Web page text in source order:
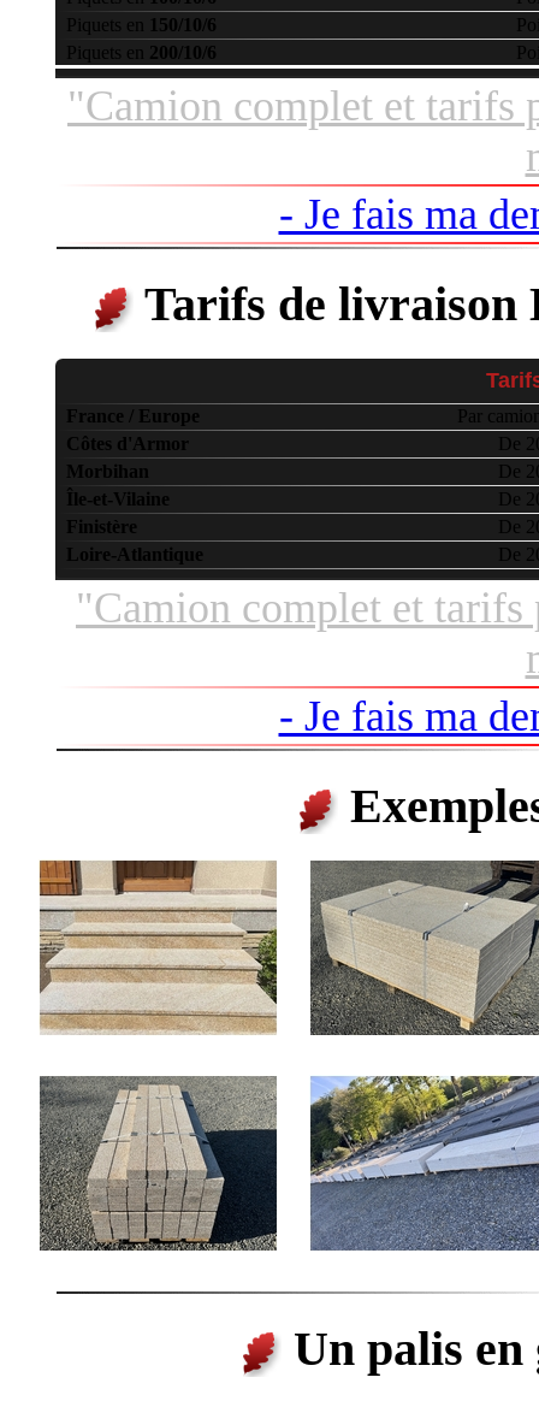
Piquets en 150/10/6
Piquets en 200/10/6
"Camion complet et tarifs
- Je fais ma
Tarifs de livraison
France / Europe
Par
Côtes d'Armor
De
Morbihan
De
Île-et-Vilaine
De
Finistère
De
Loire-Atlantique
De
"Camion complet et tarifs
- Je fais ma
Un palis